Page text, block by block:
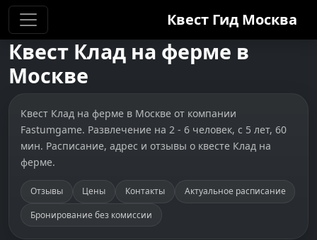
Квест Гид Москва
Квест Клад на ферме в
Москве
Квест Клад на ферме в Москве от компании
Fastumgame. Развлечение на 2 - 6 человек, с 5 лет, 60
мин. Расписание, адрес и отзывы о квесте Клад на
ферме.
Отзывы Цены Контакты
Актуальное расписание
Бронирование без комиссии